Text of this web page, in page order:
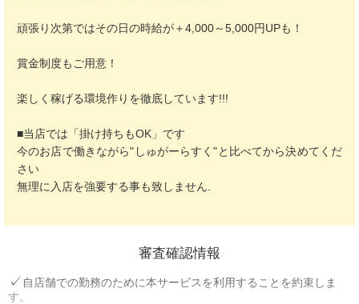
頑張り次第ではその日の時給が＋4,000～5,000円UPも！
賞金制度もご用意！
楽しく稼げる環境作りを徹底しています!!!
■当店では「掛け持ちもOK」です
今のお店で働きながら"しゅがーらすく"と比べてから決めてくだ
さい
無理に入店を強要する事も致しません.
審査確認情報
自店舗での勤務のために本サービスを利用することを約束しま
す。